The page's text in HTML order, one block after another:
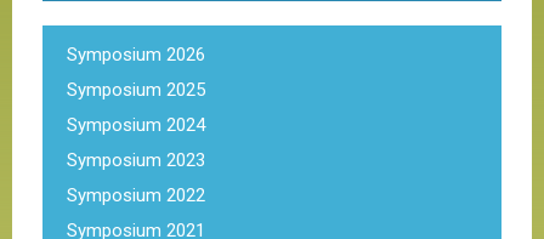
Symposium 2026
Symposium 2025
Symposium 2024
Symposium 2023
Symposium 2022
Symposium 2021